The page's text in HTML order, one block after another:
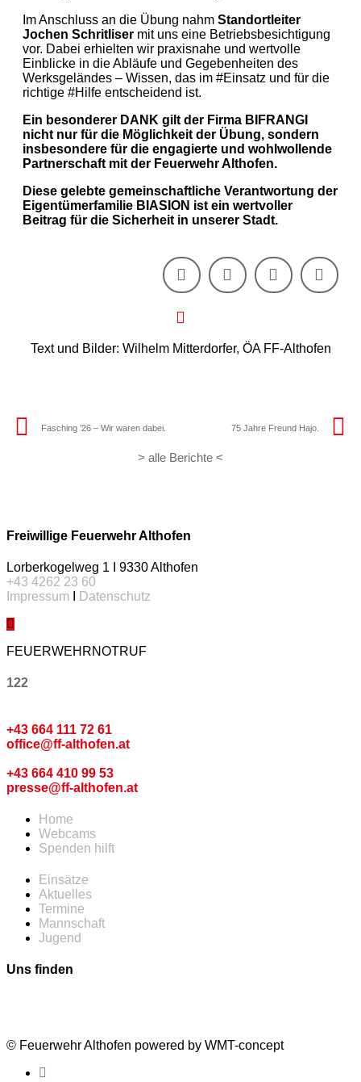
Im Anschluss an die Übung nahm Standortleiter
Jochen Schritliser mit uns eine Betriebsbesichtigung
vor. Dabei erhielten wir praxisnahe und wertvolle
Einblicke in die Abläufe und Gegebenheiten des
Werksgeländes – Wissen, das im #Einsatz und für die
richtige #Hilfe entscheidend ist.
Ein besonderer DANK gilt der Firma BIFRANGI
nicht nur für die Möglichkeit der Übung, sondern
insbesondere für die engagierte und wohlwollende
Partnerschaft mit der Feuerwehr Althofen.
Diese gelebte gemeinschaftliche Verantwortung der
Eigentümerfamilie BIASION ist ein wertvoller
Beitrag für die Sicherheit in unserer Stadt.
Text und Bilder: Wilhelm Mitterdorfer, ÖA FF-Althofen
Fasching ’26 – Wir waren dabei. 75 Jahre Freund Hajo.
> alle Berichte <
Freiwillige Feuerwehr Althofen
Lorberkogelweg 1 I 9330 Althofen
+43 4262 23 60
Impressum
Datenschutz
FEUERWEHRNOTRUF
122
+43 664 111 72 61
office@ff-althofen.at
+43 664 410 99 53
presse@ff-althofen.at
Home
Webcams
Spenden hilft
Einsätze
Aktuelles
Termine
Mannschaft
Jugend
Uns finden
© Feuerwehr Althofen powered by WMT-concept